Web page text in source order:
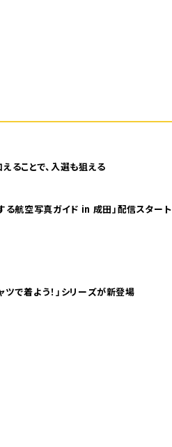
ることで、入選も狙える
る航空写真ガイド in 成田」配信スタート
「 世界の空港をTシャツで着よう！」シリーズが新登場